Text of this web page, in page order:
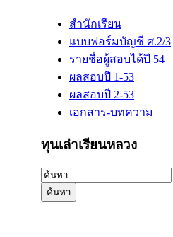
สำนักเรียน
แบบฟอร์มบัญชี ศ.2/3
รายชื่อผู้สอบได้ปี 54
ผลสอบปี 1-53
ผลสอบปี 2-53
เอกสาร-บทความ
ทุนเล่าเรียนหลวง